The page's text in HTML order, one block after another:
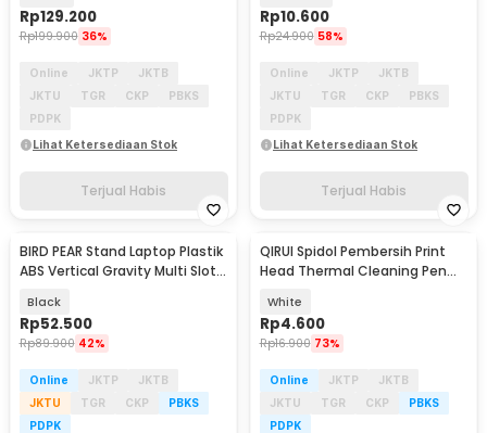
Rp129.200
Rp199.900 36%
Online JKTP
JKTB
JKTU
TGR CKP
PBKS
PDPK
Lihat Ketersediaan Stok
Terjual Habis
Rp10.600
Rp24.900 58%
Online JKTP
JKTB
JKTU
TGR CKP
PBKS
PDPK
Lihat Ketersediaan Stok
Terjual Habis
BIRD PEAR Stand Laptop Plastik
ABS Vertical Gravity Multi Slot -
Black
Rp52.500
Rp89.900 42%
Online JKTP
JKTB
JKTU
TGR CKP
PBKS
PDPK
QIRUI Spidol Pembersih Print
Head Thermal Cleaning Pen
White
Rp4.600
Rp16.900 73%
Online JKTP
JKTB
JKTU
TGR CKP
PBKS
PDPK